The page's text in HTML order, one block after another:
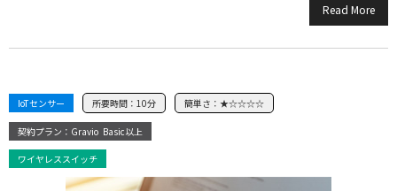
Read More
IoTセンサー 所要時間： 10分 簡単さ： ★☆☆☆☆
契約プラン：Gravio Basic以上
ワイヤレススイッチ